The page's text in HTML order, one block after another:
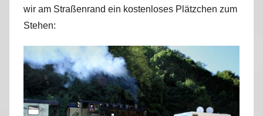
k
wir am Straßenrand ein kostenloses Plätzchen zum
Stehen: